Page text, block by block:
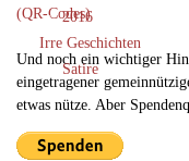
2016
Irre Geschichten
Satire
(QR-Codes)
Und noch ein wichtiger
eingetragener
etwas nütze. Aber